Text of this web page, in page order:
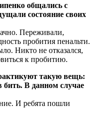
общались с
состояние своих
Переживали,
пробития пенальти.
Никто не отказался,
к пробитию.
такую вещь:
бить. В данном случае
И ребята пошли